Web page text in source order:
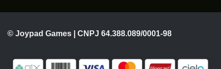
© Joypad Games | CNPJ 64.388.089/0001-98